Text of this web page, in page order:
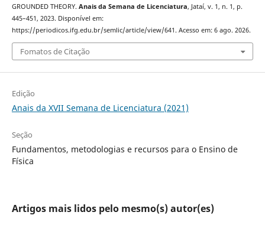
GROUNDED THEORY. Anais da Semana de Licenciatura, Jataí, v. 1, n. 1, p.
445–451, 2023. Disponível em:
https://periodicos.ifg.edu.br/semlic/article/view/641. Acesso em: 6 ago. 2026.
Fomatos de Citação
Edição
Anais da XVII Semana de Licenciatura (2021)
Seção
Fundamentos, metodologias e recursos para o Ensino de
Física
Artigos mais lidos pelo mesmo(s) autor(es)